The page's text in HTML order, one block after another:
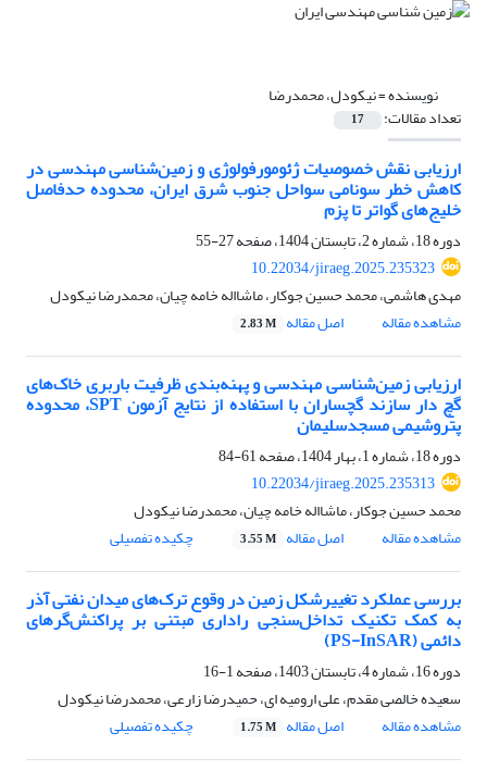
نویسنده =نیکودل، محمدرضا
تعداد مقالات: 17
ارزیابی نقش خصوصیات ژئومورفولوژی و زمین‌شناسی مهندسی در
کاهش خطر سونامی سواحل جنوب شرق ایران، محدوده حدفاصل
خلیج‌های گواتر تا پزم
دوره 18، شماره 2، تابستان 1404، صفحه
27-55
10.22034/jiraeg.2025.235323
مهدی هاشمی، محمد حسین جوکار، ماشااله خامه چیان، محمدرضا نیکودل
مشاهده مقاله
اصل مقاله 2.83 M
ارزیابی زمین‌شناسی مهندسی و پهنه‌بندی ظرفیت باربری خاک‌های
گچ دار سازند گچساران با استفاده از نتایج آزمون SPT، محدوده
پتروشیمی مسجدسلیمان
دوره 18، شماره 1، بهار 1404، صفحه
61-84
10.22034/jiraeg.2025.235313
محمد حسین جوکار، ماشااله خامه چیان، محمدرضا نیکودل
مشاهده مقاله
اصل مقاله 3.55 M چکیده تفصیلی
بررسی عملکرد تغییرشکل زمین در وقوع ترک‌های میدان نفتی آذر
به کمک تکنیک تداخل‌سنجی راداری مبتنی بر پراکنش‌گرهای
دائمی ‍‍‍‍‍(PS-InSAR)
دوره 16، شماره 4، تابستان 1403، صفحه
1-16
سعیده خالصی مقدم، علی ارومیه ای، حمیدرضا زارعی، محمدرضا نیکودل
مشاهده مقاله
اصل مقاله 1.75 M چکیده تفصیلی